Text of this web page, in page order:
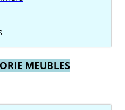
MEUBLES